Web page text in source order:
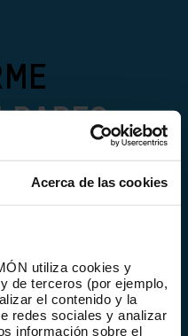
Acerca de las cookies
utiliza cookies y
de terceros (por ejemplo,
el contenido y la
redes sociales y analizar
información sobre el
del mundo han
que los
mundial
causa de la COVID-